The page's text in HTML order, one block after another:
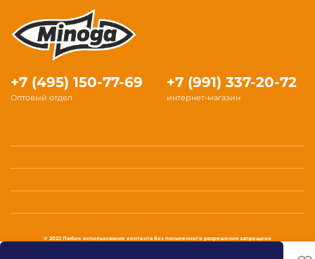
+7 (495) 150-77-69
Оптовый отдел
+7 (991) 337-20-72
интернет-магазин
© 2022 Любое использование контента без письменного разрешения запрещено